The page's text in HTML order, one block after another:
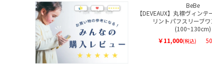
BeBe
【DEVEAUX】丸襟ヴィン
リントパフスリーブワ
(100~130cm)
￥11,000(税込)